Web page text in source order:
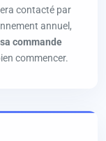
contacté par
annuel,
commande
commencer.